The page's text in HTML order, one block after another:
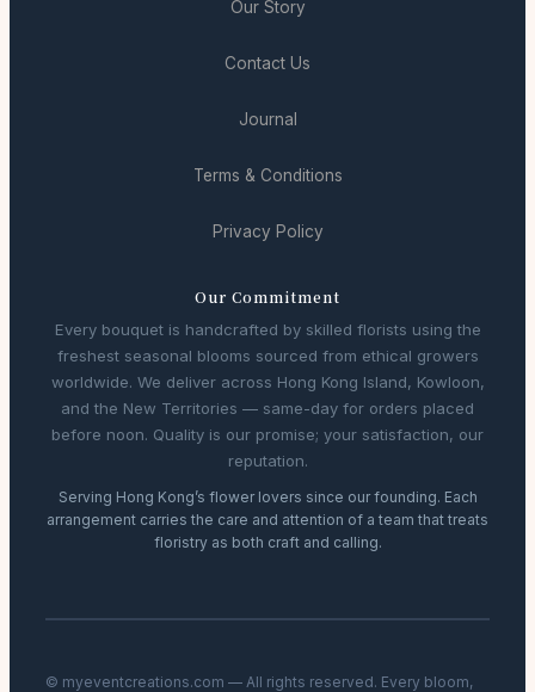
Our Story
Contact Us
Journal
Terms & Conditions
Privacy Policy
Our Commitment
Every bouquet is handcrafted by skilled florists using the
freshest seasonal blooms sourced from ethical growers
worldwide. We deliver across Hong Kong Island, Kowloon,
and the New Territories — same-day for orders placed
before noon. Quality is our promise; your satisfaction, our
reputation.
Serving Hong Kong’s flower lovers since our founding. Each
arrangement carries the care and attention of a team that treats
floristry as both craft and calling.
© myeventcreations.com — All rights reserved. Every bloom,